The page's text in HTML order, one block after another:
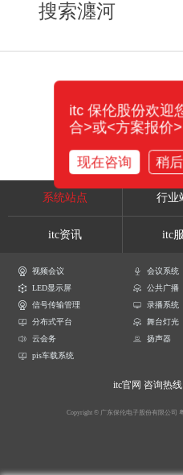
搜索瀍河
系统站点 行业
itc资讯 itc
视频会议 会议系统
LED显示屏
公共广播
信号传输管理
录播系统
分布式平台
舞台灯光
云会务
扬声器
pis车载系统
itc官网 咨询热
Copyright © 广东保伦电子股份有限公司
itc 保伦股份欢迎
合>或<方案报价>
现在咨询 稍